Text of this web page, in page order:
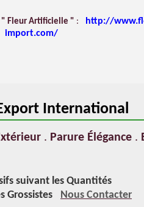
" Fleur Artificielle " :
http://
import.com/
International
. Parure Élégance .
suivant les Quantités
Grossistes
Nous Contacter